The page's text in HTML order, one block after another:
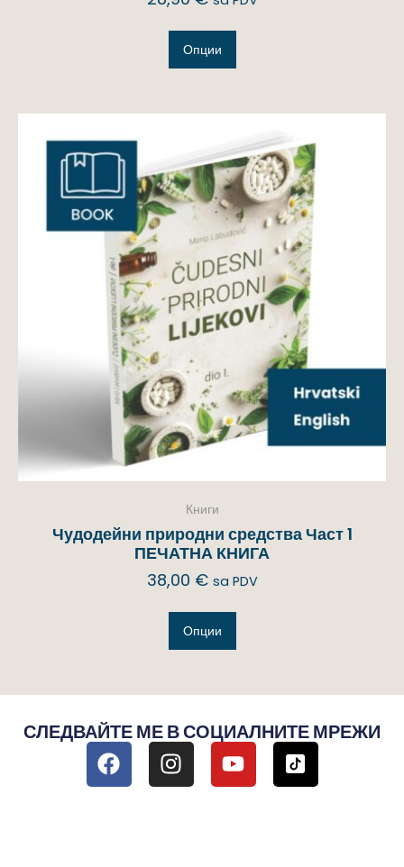
Опции
Книги
Чудодейни природни средства Част 1
ПЕЧАТНА КНИГА
38,00 € sa PDV
Опции
СЛЕДВАЙТЕ МЕ В СОЦИАЛНИТЕ МРЕЖИ